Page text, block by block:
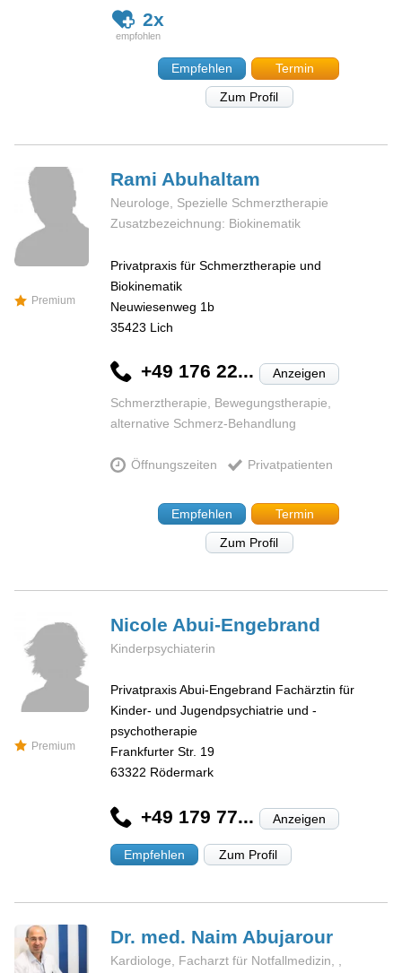
2x
Empfehlen
Termin
Zum Profil
Premium
Rami Abuhaltam
Neurologe, Spezielle Schmerztherapie
Zusatzbezeichnung: Biokinematik
Privatpraxis für Schmerztherapie und
Biokinematik
Neuwiesenweg 1b
35423 Lich
+49 176 22... Anzeigen
Schmerztherapie, Bewegungstherapie,
alternative Schmerz-Behandlung
Öffnungszeiten Privatpatienten
Empfehlen
Termin
Zum Profil
Premium
Nicole Abui-Engebrand
Kinderpsychiaterin
Privatpraxis Abui-Engebrand Fachärztin für
Kinder- und Jugendpsychiatrie und -
psychotherapie
Frankfurter Str. 19
63322 Rödermark
+49 179 77... Anzeigen
Empfehlen Zum Profil
Dr. med. Naim Abujarour
Kardiologe, Facharzt für Notfallmedizin, ,